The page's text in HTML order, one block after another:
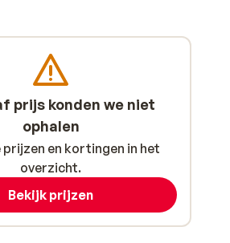
prijs konden we niet
ophalen
prijzen en kortingen in het
overzicht.
Bekijk prijzen